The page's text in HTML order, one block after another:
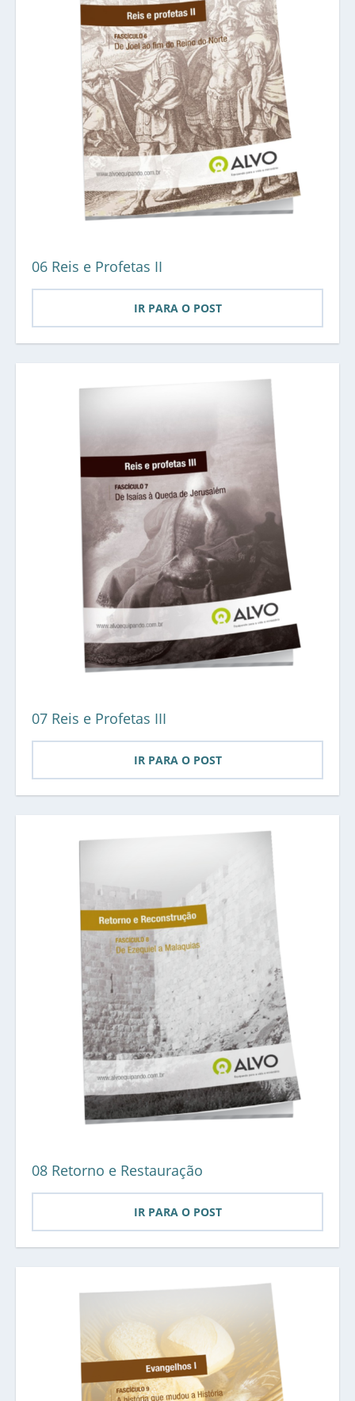
06 Reis e Profetas II
IR PARA O POST
07 Reis e Profetas III
IR PARA O POST
08 Retorno e Restauração
IR PARA O POST